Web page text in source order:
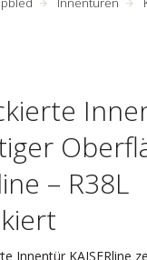
– R38L
Innentür KAISERline